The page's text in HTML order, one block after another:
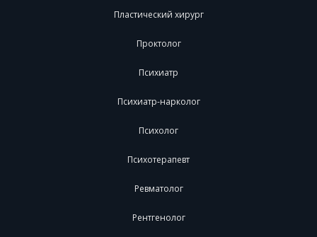
Пластический хирург
Проктолог
Психиатр
Психиатр-нарколог
Психолог
Психотерапевт
Ревматолог
Рентгенолог